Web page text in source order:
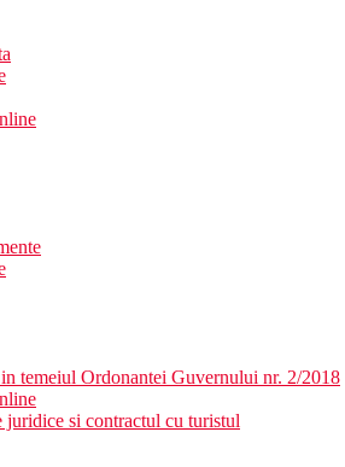
sezlonguri, umbrele si prosoape gratuite,
contra cost
tipuri de masaje, pachete cosmetice,
aburi,
tip bufet
si cina tip bufet
si nealcoolice selectate (10.00-11.00
temeiul Ordonantei Guvernului nr. 2/2018
juridice si contractul cu turistul